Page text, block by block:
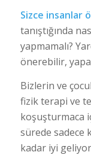
Sizce insanlar
tanıştığında
yapmamalı?
önerebilir,
Bizlerin ve
fizik terapi ve
koşuşturmaca
sürede sadece
kadar iyi